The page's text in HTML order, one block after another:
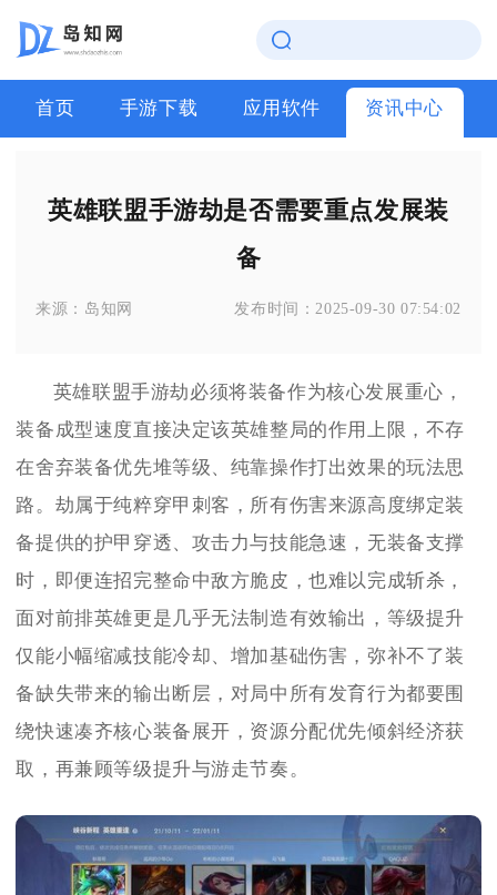
首页 手游下载 应用软件 资讯中心
英雄联盟手游劫是否需要重点发展装
备
来源： 岛知网 发布时间： 2025-09-30 07:54:02
英雄联盟手游劫必须将装备作为核心发展重心，
装备成型速度直接决定该英雄整局的作用上限，不存
在舍弃装备优先堆等级、纯靠操作打出效果的玩法思
路。劫属于纯粹穿甲刺客，所有伤害来源高度绑定装
备提供的护甲穿透、攻击力与技能急速，无装备支撑
时，即便连招完整命中敌方脆皮，也难以完成斩杀，
面对前排英雄更是几乎无法制造有效输出，等级提升
仅能小幅缩减技能冷却、增加基础伤害，弥补不了装
备缺失带来的输出断层，对局中所有发育行为都要围
绕快速凑齐核心装备展开，资源分配优先倾斜经济获
取，再兼顾等级提升与游走节奏。